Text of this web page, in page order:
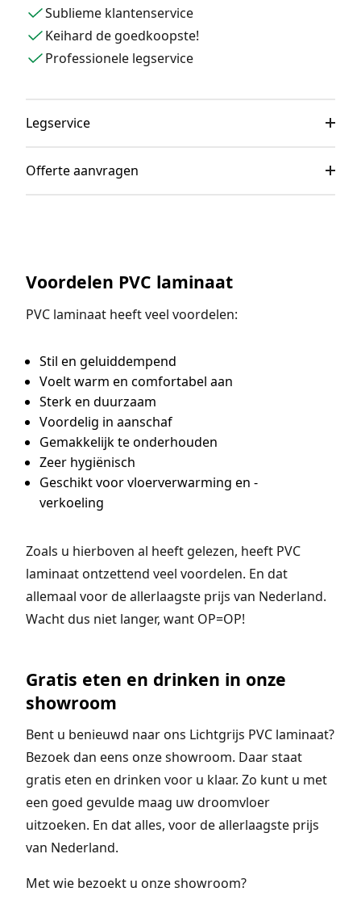
Sublieme klantenservice
Keihard de goedkoopste!
Professionele legservice
Legservice
Offerte aanvragen
Voordelen PVC laminaat
PVC laminaat heeft veel voordelen:
Stil en geluiddempend
Voelt warm en comfortabel aan
Sterk en duurzaam
Voordelig in aanschaf
Gemakkelijk te onderhouden
Zeer hygiënisch
Geschikt voor vloerverwarming en -
verkoeling
Zoals u hierboven al heeft gelezen, heeft PVC
laminaat ontzettend veel voordelen. En dat
allemaal voor de allerlaagste prijs van Nederland.
Wacht dus niet langer, want OP=OP!
Gratis eten en drinken in onze
showroom
Bent u benieuwd naar ons Lichtgrijs PVC laminaat?
Bezoek dan eens onze showroom. Daar staat
gratis eten en drinken voor u klaar. Zo kunt u met
een goed gevulde maag uw droomvloer
uitzoeken. En dat alles, voor de allerlaagste prijs
van Nederland.
Met wie bezoekt u onze showroom?